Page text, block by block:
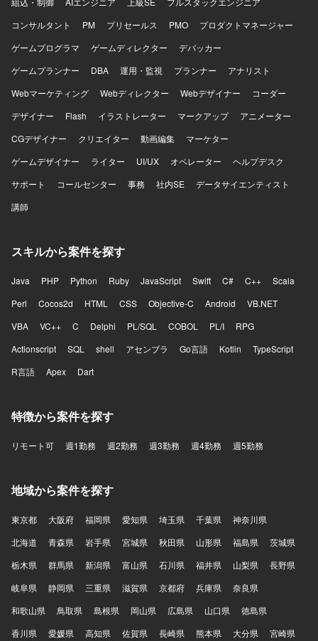
コンサルタント
PM プリセールス PMO
プロダクトマネージャー
ゲームプログラマ
ゲームディレクター
デバッカー
ゲームプランナー
DBA 運用・監視 プランナー
アナリスト
Webマーケティング
Webディレクター Webデザイナー
コーダー
デザイナー
Flash イラストレーター マークアップ
アニメーター
CGデザイナー
クリエイター 動画編集
マーケター
ゲームデザイナー
ライター UI/UX オペレーター
ヘルプデスク
サポート
コールセンター 事務 社内SE
データサイエンティスト
講師
スキルから案件を探す
Java PHP Python Ruby JavaScript Swift C# C++
Scala
Perl
Cocos2d HTML CSS Objective-C Android
VB.NET
VBA
VC++ C Delphi PL/SQL COBOL PL/I
RPG
Actionscript
SQL shell アセンブラ Go言語 Kotlin
TypeScript
R言語
Apex Dart
特徴から案件を探す
リモート可 週1勤務 週2勤務 週3勤務 週4勤務 週5勤務
地域から案件を探す
東京都 大阪府 福岡県 愛知県 埼玉県 千葉県
神奈川県
北海道
青森県 岩手県 宮城県 秋田県 山形県 福島県
茨城県
栃木県
群馬県 新潟県 富山県 石川県 福井県 山梨県
長野県
岐阜県
静岡県 三重県 滋賀県 京都府 兵庫県
奈良県
和歌山県
鳥取県 島根県 岡山県 広島県 山口県
徳島県
香川県
愛媛県 高知県 佐賀県 長崎県 熊本県 大分県 宮崎県